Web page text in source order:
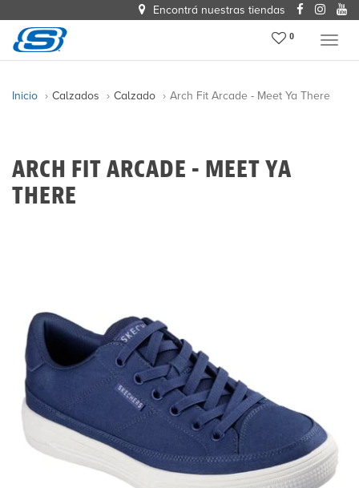
Encontrá nuestras tiendas
Menu
0
Inicio Calzados Calzado Arch Fit Arcade - Meet Ya There
ARCH FIT ARCADE - MEET YA
THERE